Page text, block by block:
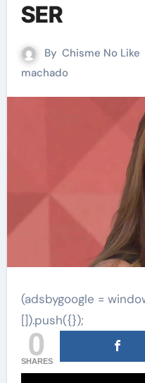
SER
By Chisme No Like
machado
(adsbygoogle =
[]).push({});
0
SHARES